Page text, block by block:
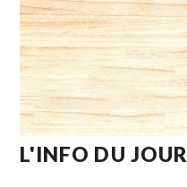
L'INFO DU JOUR